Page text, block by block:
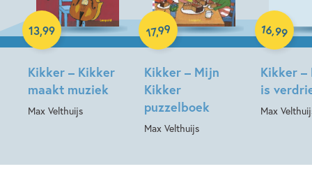
Kikker – Kikker
maakt muziek
Max Velthuijs
13,99
Hardcover
Kikker – Mijn
Kikker
puzzelboek
Max Velthuijs
17,99
Hardcover
Kikker –
is
Max
16,99